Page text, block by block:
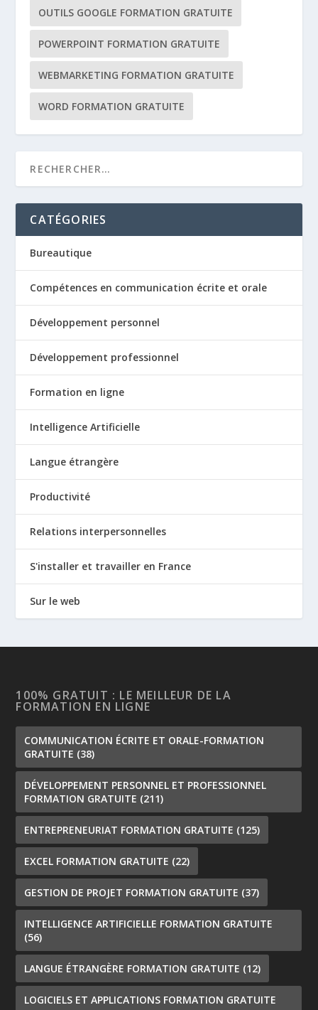
OUTILS GOOGLE FORMATION GRATUITE
POWERPOINT FORMATION GRATUITE
WEBMARKETING FORMATION GRATUITE
WORD FORMATION GRATUITE
CATÉGORIES
Bureautique
Compétences en communication écrite et orale
Développement personnel
Développement professionnel
Formation en ligne
Intelligence Artificielle
Langue étrangère
Productivité
Relations interpersonnelles
S'installer et travailler en France
Sur le web
100% GRATUIT : LE MEILLEUR DE LA
FORMATION EN LIGNE
COMMUNICATION ÉCRITE ET ORALE-FORMATION
GRATUITE (38)
DÉVELOPPEMENT PERSONNEL ET PROFESSIONNEL
FORMATION GRATUITE (211)
ENTREPRENEURIAT FORMATION GRATUITE (125)
EXCEL FORMATION GRATUITE (22)
GESTION DE PROJET FORMATION GRATUITE (37)
INTELLIGENCE ARTIFICIELLE FORMATION GRATUITE
(56)
LANGUE ÉTRANGÈRE FORMATION GRATUITE (12)
LOGICIELS ET APPLICATIONS FORMATION GRATUITE